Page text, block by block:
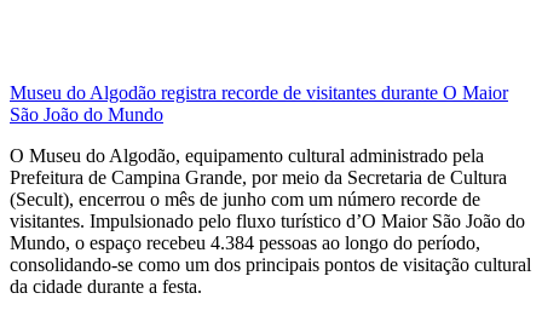
Museu do Algodão registra recorde de visitantes durante O Maior
São João do Mundo
O Museu do Algodão, equipamento cultural administrado pela
Prefeitura de Campina Grande, por meio da Secretaria de Cultura
(Secult), encerrou o mês de junho com um número recorde de
visitantes. Impulsionado pelo fluxo turístico d’O Maior São João do
Mundo, o espaço recebeu 4.384 pessoas ao longo do período,
consolidando-se como um dos principais pontos de visitação cultural
da cidade durante a festa.